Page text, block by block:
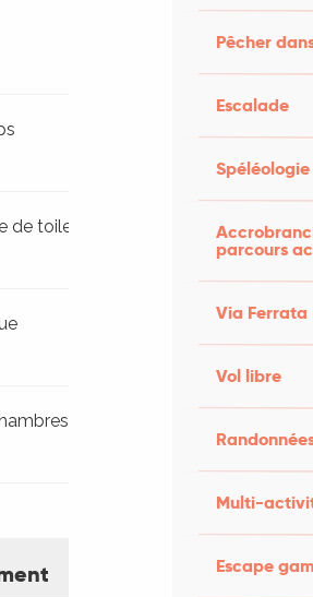
Pêcher
Escalade
Spéléologie
parcours
Via Ferrata
Vol libre
Multi-
Escape
de toilette
d'hôtes)